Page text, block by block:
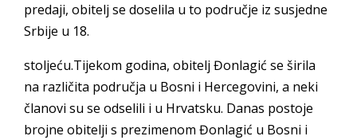
predaji, obitelj se doselila u to područje iz susjedne
Srbije u 18.
stoljeću.Tijekom godina, obitelj Đonlagić se širila
na različita područja u Bosni i Hercegovini, a neki
članovi su se odselili i u Hrvatsku. Danas postoje
brojne obitelji s prezimenom Đonlagić u Bosni i